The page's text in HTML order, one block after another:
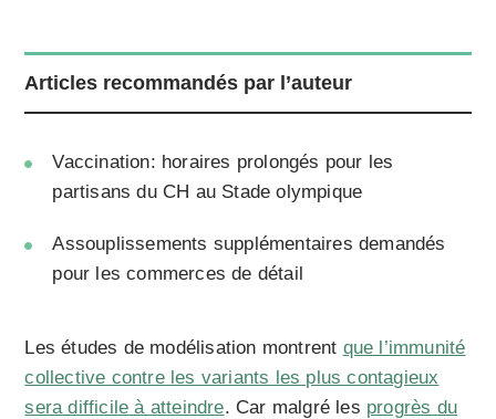
Articles recommandés par l’auteur
Vaccination: horaires prolongés pour les
partisans du CH au Stade olympique
Assouplissements supplémentaires demandés
pour les commerces de détail
Les études de modélisation montrent que l’immunité
collective contre les variants les plus contagieux
sera difficile à atteindre. Car malgré les progrès du